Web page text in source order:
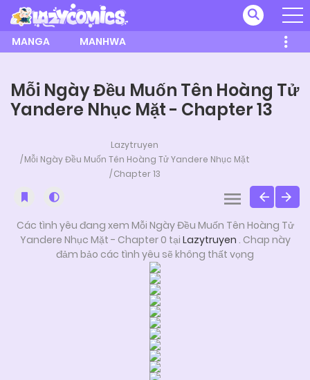
MANGA MANHWA
Mỗi Ngày Đều Muốn Tên Hoàng Tử
Yandere Nhục Mặt - Chapter 13
Lazytruyen
Mỗi Ngày Đều Muốn Tên Hoàng Tử Yandere Nhục Mặt
Chapter 13
Các tình yêu đang xem Mỗi Ngày Đều Muốn Tên Hoàng Tử
Yandere Nhục Mặt - Chapter 0 tại Lazytruyen . Chap này
đảm bảo các tình yêu sẽ không thất vọng